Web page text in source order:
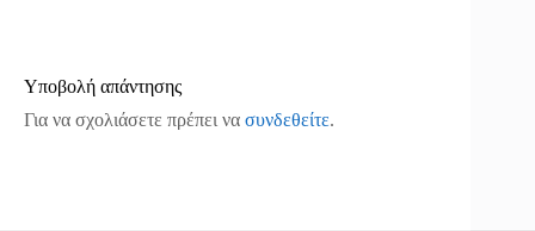
Υποβολή απάντησης
Για να σχολιάσετε πρέπει να συνδεθείτε.